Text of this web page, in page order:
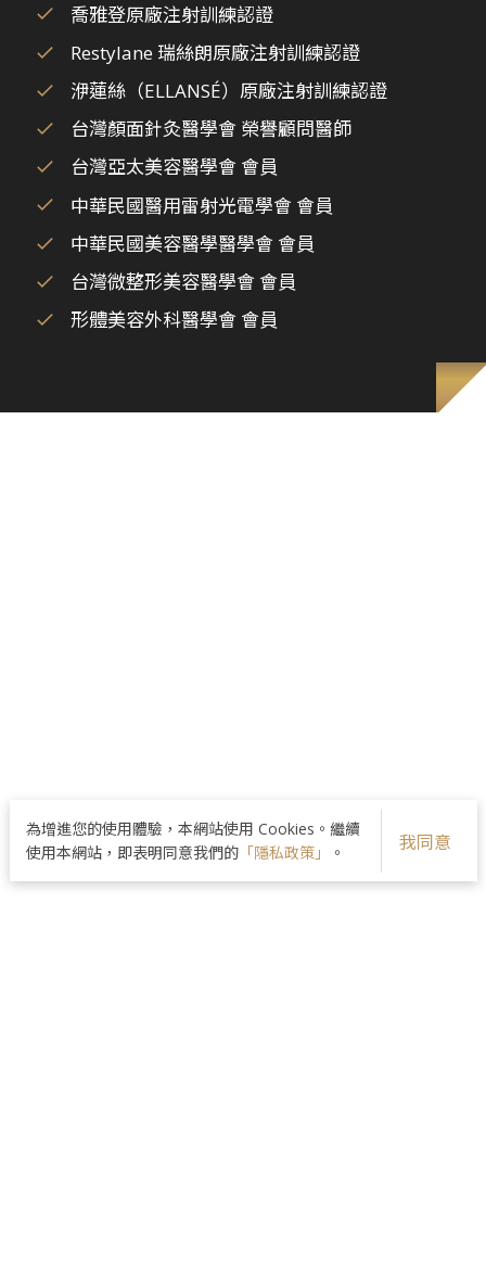
喬雅登原廠注射訓練認證
Restylane 瑞絲朗原廠注射訓練認證
洢蓮絲（ELLANSÉ）原廠注射訓練認證
台灣顏面針灸醫學會 榮譽顧問醫師
台灣亞太美容醫學會 會員
中華民國醫用雷射光電學會 會員
中華民國美容醫學醫學會 會員
台灣微整形美容醫學會 會員
形體美容外科醫學會 會員
為增進您的使用體驗，本網站使用 Cookies。繼續
使用本網站，即表明同意我們的 「隱私政策」 。 我同意